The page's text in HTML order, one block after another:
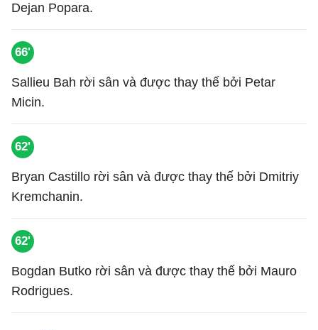
Dejan Popara.
66'
Sallieu Bah rời sân và được thay thế bởi Petar
Micin.
62'
Bryan Castillo rời sân và được thay thế bởi Dmitriy
Kremchanin.
62'
Bogdan Butko rời sân và được thay thế bởi Mauro
Rodrigues.